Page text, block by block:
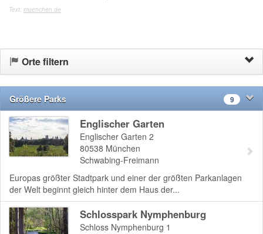
Text: muenchen.de
Orte filtern
Größere Parks 9
Englischer Garten
Englischer Garten 2
80538 München
Schwabing-Freimann
Europas größter Stadtpark und einer der größten Parkanlagen
der Welt beginnt gleich hinter dem Haus der...
Schlosspark Nymphenburg
Schloss Nymphenburg 1